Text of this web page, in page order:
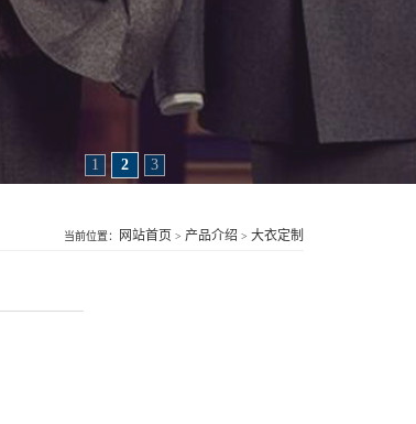
1 2 3
当前位置： 网站首页 > 产品介绍 > 大衣定制